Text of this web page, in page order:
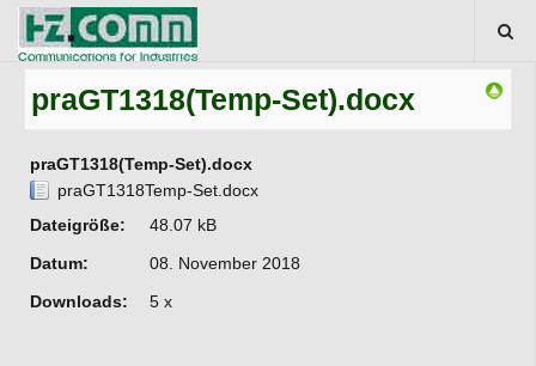
praGT1318(Temp-Set).docx
praGT1318(Temp-Set).docx
praGT1318Temp-Set.docx
Dateigröße:
48.07 kB
Datum:
08. November 2018
Downloads:
5 x